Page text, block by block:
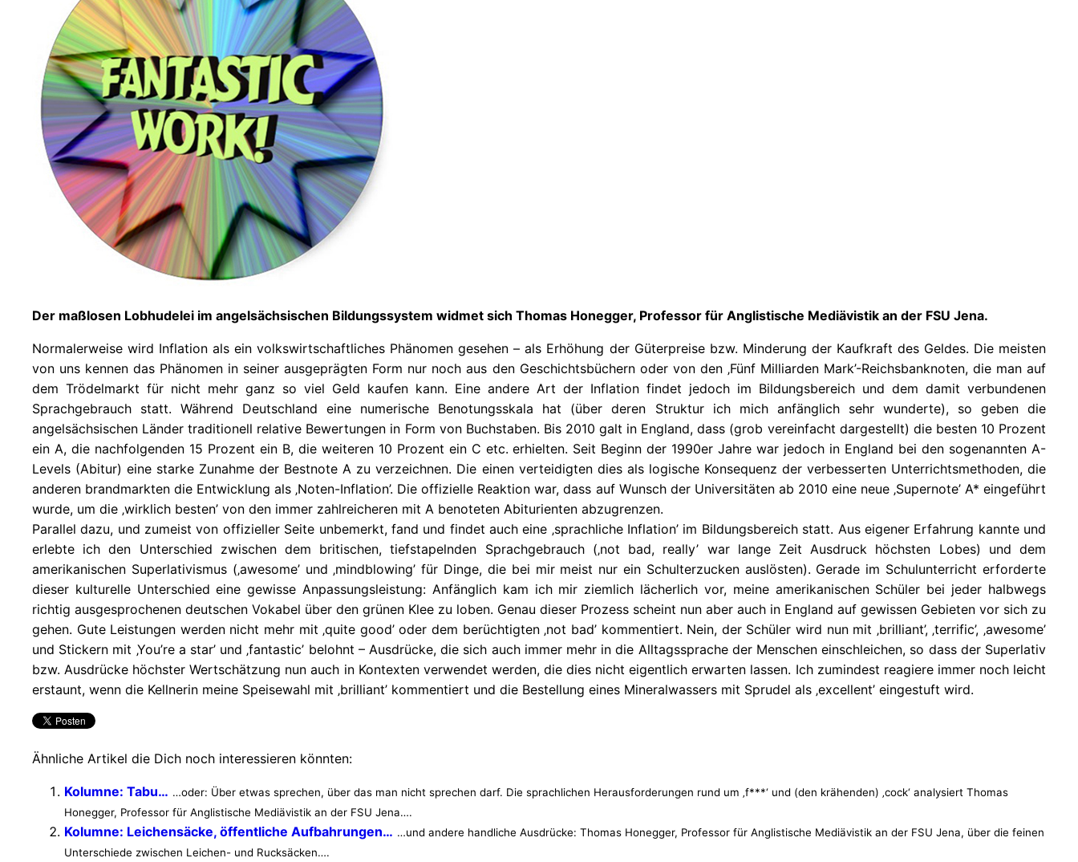
Der maßlosen Lobhudelei im angelsächsischen Bildungssystem widmet sich Thomas Honegger, Professor für Anglistische Mediävistik an der FSU Jena.
Normalerweise wird Inflation als ein volkswirtschaftliches Phänomen gesehen – als Erhöhung der Güterpreise bzw. Minderung der Kaufkraft des Geldes. Die meisten
von uns kennen das Phänomen in seiner ausgeprägten Form nur noch aus den Geschichtsbüchern oder von den ‚Fünf Milliarden Mark’-Reichsbanknoten, die man auf
dem Trödelmarkt für nicht mehr ganz so viel Geld kaufen kann. Eine andere Art der Inflation findet jedoch im Bildungsbereich und dem damit verbundenen
Sprachgebrauch statt. Während Deutschland eine numerische Benotungsskala hat (über deren Struktur ich mich anfänglich sehr wunderte), so geben die
angelsächsischen Länder traditionell relative Bewertungen in Form von Buchstaben. Bis 2010 galt in England, dass (grob vereinfacht dargestellt) die besten 10 Prozent
ein A, die nachfolgenden 15 Prozent ein B, die weiteren 10 Prozent ein C etc. erhielten. Seit Beginn der 1990er Jahre war jedoch in England bei den sogenannten A-
Levels (Abitur) eine starke Zunahme der Bestnote A zu verzeichnen. Die einen verteidigten dies als logische Konsequenz der verbesserten Unterrichtsmethoden, die
anderen brandmarkten die Entwicklung als ‚Noten-Inflation’. Die offizielle Reaktion war, dass auf Wunsch der Universitäten ab 2010 eine neue ‚Supernote’ A* eingeführt
wurde, um die ‚wirklich besten’ von den immer zahlreicheren mit A benoteten Abiturienten abzugrenzen.
Parallel dazu, und zumeist von offizieller Seite unbemerkt, fand und findet auch eine ‚sprachliche Inflation’ im Bildungsbereich statt. Aus eigener Erfahrung kannte und
erlebte ich den Unterschied zwischen dem britischen, tiefstapelnden Sprachgebrauch (‚not bad, really’ war lange Zeit Ausdruck höchsten Lobes) und dem
amerikanischen Superlativismus (‚awesome’ und ‚mindblowing’ für Dinge, die bei mir meist nur ein Schulterzucken auslösten). Gerade im Schulunterricht erforderte
dieser kulturelle Unterschied eine gewisse Anpassungsleistung: Anfänglich kam ich mir ziemlich lächerlich vor, meine amerikanischen Schüler bei jeder halbwegs
richtig ausgesprochenen deutschen Vokabel über den grünen Klee zu loben. Genau dieser Prozess scheint nun aber auch in England auf gewissen Gebieten vor sich zu
gehen. Gute Leistungen werden nicht mehr mit ‚quite good’ oder dem berüchtigten ‚not bad’ kommentiert. Nein, der Schüler wird nun mit ‚brilliant’, ‚terrific’, ‚awesome’
und Stickern mit ‚You’re a star’ und ‚fantastic’ belohnt – Ausdrücke, die sich auch immer mehr in die Alltagssprache der Menschen einschleichen, so dass der Superlativ
bzw. Ausdrücke höchster Wertschätzung nun auch in Kontexten verwendet werden, die dies nicht eigentlich erwarten lassen. Ich zumindest reagiere immer noch leicht
erstaunt, wenn die Kellnerin meine Speisewahl mit ‚brilliant’ kommentiert und die Bestellung eines Mineralwassers mit Sprudel als ‚excellent’ eingestuft wird.
Ähnliche Artikel die Dich noch interessieren könnten:
Kolumne: Tabu… …oder: Über etwas sprechen, über das man nicht sprechen darf. Die sprachlichen Herausforderungen rund um ‚f***‘ und (den krähenden) ‚cock‘ analysiert Thomas
Honegger, Professor für Anglistische Mediävistik an der FSU Jena….
Kolumne: Leichensäcke, öffentliche Aufbahrungen… …und andere handliche Ausdrücke: Thomas Honegger, Professor für Anglistische Mediävistik an der FSU Jena, über die feinen
Unterschiede zwischen Leichen- und Rucksäcken….